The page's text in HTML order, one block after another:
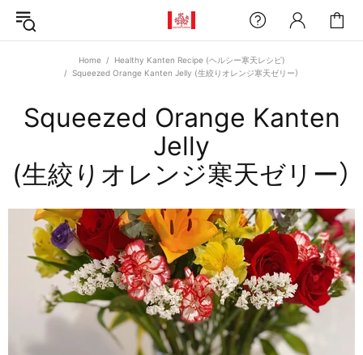
Home
Healthy Kanten Recipe (ヘルシー寒天レシピ)
Squeezed Orange Kanten Jelly (生絞りオレンジ寒天ゼリー）
Squeezed Orange Kanten
Jelly
(生絞りオレンジ寒天ゼリー）